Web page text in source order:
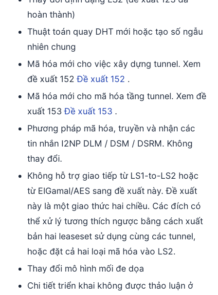
hoàn thành)
Thuật toán quay DHT mới hoặc tạo số ngẫu
nhiên chung
Mã hóa mới cho việc xây dựng tunnel. Xem
đề xuất 152Đề xuất 152 .
Mã hóa mới cho mã hóa tầng tunnel. Xem đề
xuất 153Đề xuất 153 .
Phương pháp mã hóa, truyền và nhận các
tin nhắn I2NP DLM / DSM / DSRM. Không
thay đổi.
Không hỗ trợ giao tiếp từ LS1-to-LS2 hoặc
từ ElGamal/AES sang đề xuất này. Đề xuất
này là một giao thức hai chiều. Các đích có
thể xử lý tương thích ngược bằng cách xuất
bản hai leaseset sử dụng cùng các tunnel,
hoặc đặt cả hai loại mã hóa vào LS2.
Thay đổi mô hình mối đe dọa
Chi tiết triển khai không được thảo luận ở